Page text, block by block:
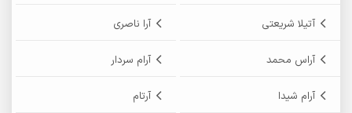
آتیلا شریعتی آرا ناصری
آراس محمد آرام سردار
آرام شیدا آرتام